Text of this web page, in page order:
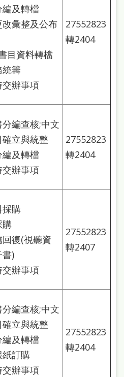
及轉檔
彙整及公布
目資料轉檔
籌
辦事項
27552823
轉2404
編查核;中文
立與統整
及轉檔
辦事項
27552823
轉2404
採購
購
復(視聽資
)
辦事項
27552823
轉2407
編查核;中文
立與統整
及轉檔
紙訂購
辦事項
27552823
轉2404